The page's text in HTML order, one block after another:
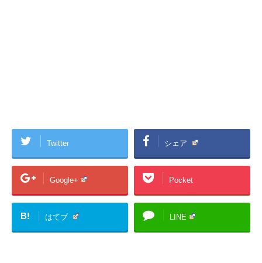
Twitter シェア
Google+ Pocket
B! はてブ LINE